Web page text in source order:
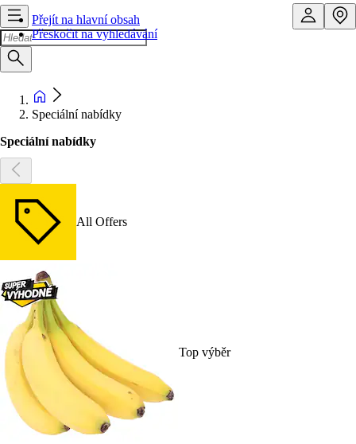
Přejít na hlavní obsah
Přeskočit na vyhledávání
Speciální nabídky
Speciální nabídky
All Offers
Top výběr